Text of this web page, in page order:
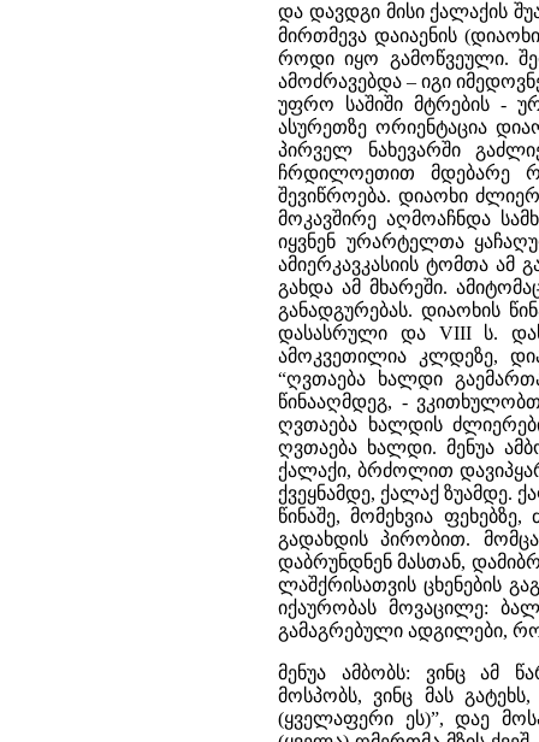
და დავდგი მისი ქალაქის
მირთმევა დაიაენის
როდი იყო გამოწვეული.
ამოძრავებდა – იგი
უფრო საშიში მტრების -
ასურეთზე ორიენტაცია
პირველ ნახევარში
ჩრდილოეთით მდებარე
შევიწროება. დიაოხი
მოკავშირე აღმოაჩნდა
იყვნენ ურარტელთა
ამიერკავკასიის ტომთა ამ
გახდა ამ მხარეში.
განადგურებას. დიაოხის
დასასრული და VIII ს.
ამოკვეთილია კლდეზე,
“ღვთაება ხალდი
წინააღმდეგ, -
ღვთაება ხალდის
ღვთაება ხალდი. მენუა
ქალაქი, ბრძოლით
ქვეყნამდე, ქალაქ ზუამდე.
წინაშე, მომეხვია
გადახდის პირობით.
დაბრუნდნენ მასთან,
ლაშქრისათვის ცხენების
იქაურობას მოვაცილე:
გამაგრებული ადგილები,
მენუა ამბობს: ვინც ამ
მოსპობს, ვინც მას გატეხს,
(ყველაფერი ეს)”, დაე